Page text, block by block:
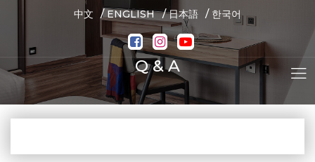
中文 / ENGLISH / 日本語 / 한국어
Q & A